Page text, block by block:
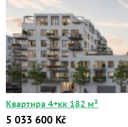
Квартира 4+кк 182 м²
5 033 600 Kč